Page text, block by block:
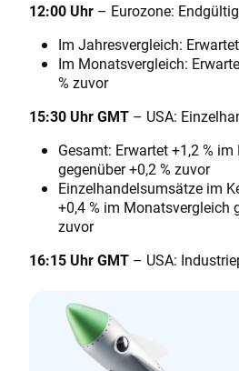
12:00 Uhr – Eurozone:
Im Jahresvergleich:
Im Monatsvergleich:
% zuvor
15:30 Uhr GMT – USA:
Gesamt: Erwartet +1,2 %
gegenüber +0,2 % zuvor
Einzelhandelsumsätze im
+0,4 % im Monatsvergleich
zuvor
16:15 Uhr GMT – USA: